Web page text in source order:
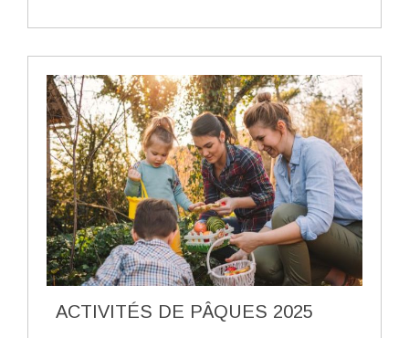
ACTIVITÉS DE PÂQUES 2025